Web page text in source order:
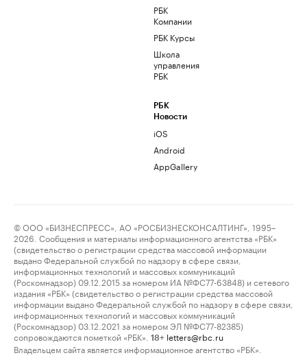
РБК
Компании
РБК Курсы
Школа
управления
РБК
РБК
Новости
iOS
Android
AppGallery
© ООО «БИЗНЕСПРЕСС», АО «РОСБИЗНЕСКОНСАЛТИНГ», 1995–
2026. Сообщения и материалы информационного агентства «РБК»
(свидетельство о регистрации средства массовой информации
выдано Федеральной службой по надзору в сфере связи,
информационных технологий и массовых коммуникаций
(Роскомнадзор) 09.12.2015 за номером ИА №ФС77-63848) и сетевого
издания «РБК» (свидетельство о регистрации средства массовой
информации выдано Федеральной службой по надзору в сфере связи,
информационных технологий и массовых коммуникаций
(Роскомнадзор) 03.12.2021 за номером ЭЛ №ФС77-82385)
сопровождаются пометкой «РБК».
18+ letters@rbc.ru
Владельцем сайта является информационное агентство «РБК».